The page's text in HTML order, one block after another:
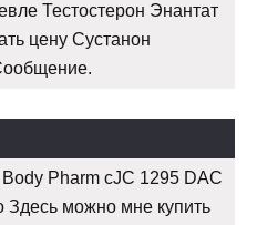
Тестостерон Энантат
цену Сустанон
Pharm cJC 1295 DAC
Здесь можно мне купить